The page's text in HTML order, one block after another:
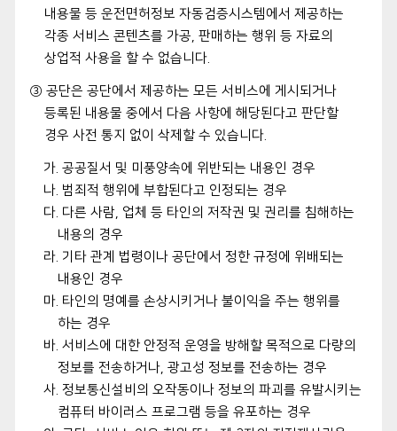
내용물 등 운전면허정보 자동검증시스템에서 제공하는
각종 서비스 콘텐츠를 가공, 판매하는 행위 등 자료의
상업적 사용을 할 수 없습니다.
③ 공단은 공단에서 제공하는 모든 서비스에 게시되거나
등록된 내용물 중에서 다음 사항에 해당된다고 판단할
경우 사전 통지 없이 삭제할 수 있습니다.
가. 공공질서 및 미풍양속에 위반되는 내용인 경우
나. 범죄적 행위에 부합된다고 인정되는 경우
다. 다른 사람, 업체 등 타인의 저작권 및 권리를 침해하는
내용의 경우
라. 기타 관계 법령이나 공단에서 정한 규정에 위배되는
내용인 경우
마. 타인의 명예를 손상시키거나 불이익을 주는 행위를
하는 경우
바. 서비스에 대한 안정적 운영을 방해할 목적으로 다량의
정보를 전송하거나, 광고성 정보를 전송하는 경우
사. 정보통신설비의 오작동이나 정보의 파괴를 유발시키는
컴퓨터 바이러스 프로그램 등을 유포하는 경우